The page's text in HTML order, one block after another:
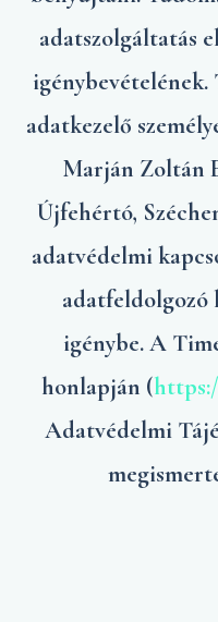
adatszolgáltatás
igénybevételének.
adatkezelő
Marján Zoltán
Újfehértó,
adatvédelmi
adatfeldolgozó
igénybe. A
honlapján (
Adatvédelmi